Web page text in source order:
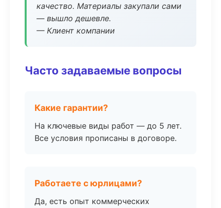
качество. Материалы закупали сами
— вышло дешевле.
— Клиент компании
Часто задаваемые вопросы
Какие гарантии?
На ключевые виды работ — до 5 лет.
Все условия прописаны в договоре.
Работаете с юрлицами?
Да, есть опыт коммерческих